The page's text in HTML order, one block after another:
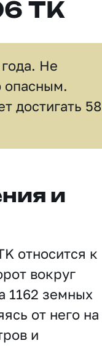
TK
Не
опасным.
достигать
и
относится к
вокруг
1162 земных
от него на
и